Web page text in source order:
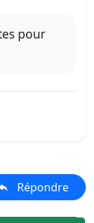
pour
Répondre